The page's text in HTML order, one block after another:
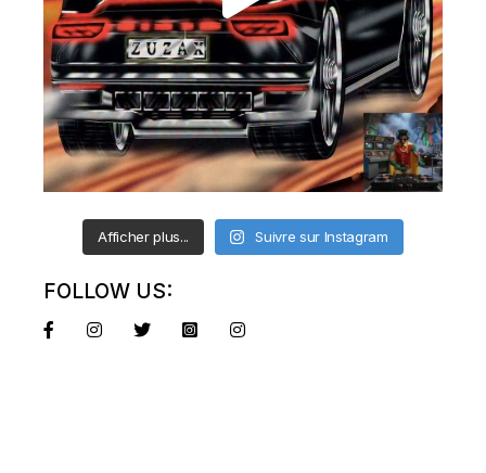
Afficher plus... Suivre sur Instagram
FOLLOW US: